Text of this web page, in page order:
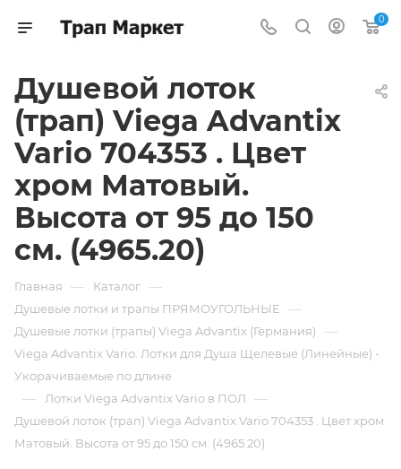
0
Душевой лоток
(трап) Viega Advantix
Vario 704353 . Цвет
хром Матовый.
Высота от 95 до 150
см. (4965.20)
Главная — Каталог —
Душевые лотки и трапы ПРЯМОУГОЛЬНЫЕ —
Душевые лотки (трапы) Viega Advantix (Германия) —
Viega Advantix Vario. Лотки для Душа Щелевые (Линейные) -
Укорачиваемые по длине
— Лотки Viega Advantix Vario в ПОЛ —
Душевой лоток (трап) Viega Advantix Vario 704353 . Цвет хром
Матовый. Высота от 95 до 150 см. (4965.20)